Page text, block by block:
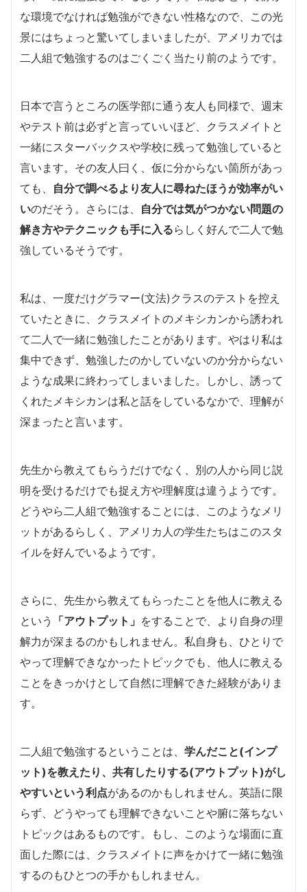
な環境でなければ勉強ができない性格なので、この光
景にはちょっと驚いてしまいましたが、アメリカでは
二人組で勉強するのはごくごく当たり前のようです。
日本で言うところの医学部に通う友人も同様で、週末
やテスト前は必ずと言っていいほど、クラスメイトと
一緒にスターバックスや学校に残って勉強していると
言います。その友人曰く、仮に分からない箇所があっ
ても、 自分で調べるより友人に尋ねたほうが効率がい
いのだそう。さらには、 自分では気がつかない問題の
解き方やテクニックも手に入るらしく好んで二人で勉
強しているそうです。
私は、一度だけグラマー(文法)クラスのテストを控え
ていたときに、クラスメイトのメキシカンから誘われ
て二人で一緒に勉強したことがあります。やはり私は
集中できず、勉強したのかしていないのか分からない
ような成果に終わってしまいました。しかし、誘って
くれたメキシカンは私と話をしているなかで、理解が
深まったと言います。
先生から教えてもらうだけでなく、別の人から同じ説
明を受けるだけでも捉え方や理解度は違うようです。
どうやら二人組で勉強することには、このようなメリ
ットがあるらしく、アメリカ人の学生たちはこのスタ
イルを好んでいるようです。
さらに、先生から教えてもらったことを他人に教える
という
「アウトプット」 をすることで、より自身の理
解力が深まるのかもしれません。私自身も、ひとりで
やって理解できなかったトピックでも、他人に教える
ことをきっかけとして自然に理解できた経験がありま
す。
二人組で勉強するということは、 学んだこと(インプ
ット)を教えたり、共有したりする(アウトプット)がし
やすいという利点があるのかもしれません。英語に限
らず、どうやっても理解できないことや腑に落ちない
トピックはあるものです。もし、このような場面に直
面した際には、クラスメイトに声をかけて一緒に勉強
するのもひとつの手かもしれません。